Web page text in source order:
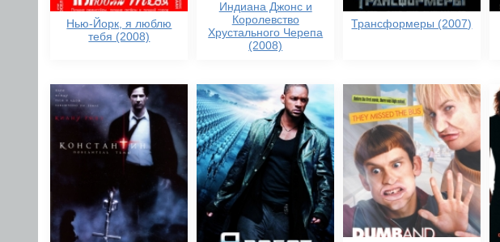
Нью-Йорк, я люблю
тебя (2008)
Индиана Джонс и
Королевство
Хрустального Черепа
(2008)
Трансформеры (2007)